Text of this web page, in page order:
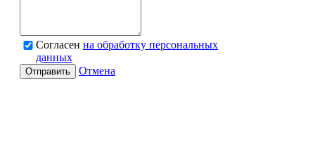
Согласен на обработку персональных
данных
Отправить Отмена